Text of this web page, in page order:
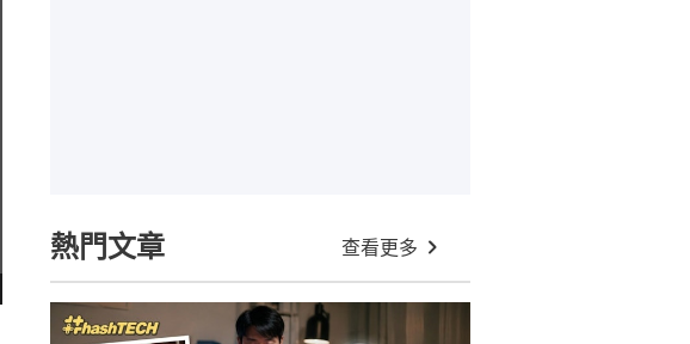
熱門文章 查看更多